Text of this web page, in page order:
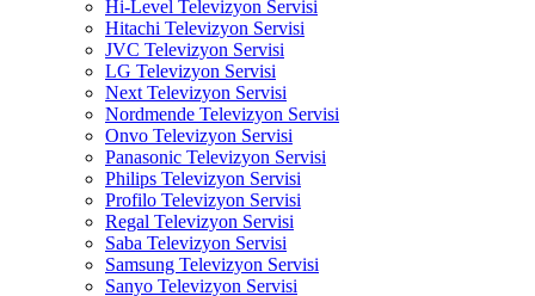
Hi-Level Televizyon Servisi
Hitachi Televizyon Servisi
JVC Televizyon Servisi
LG Televizyon Servisi
Next Televizyon Servisi
Nordmende Televizyon Servisi
Onvo Televizyon Servisi
Panasonic Televizyon Servisi
Philips Televizyon Servisi
Profilo Televizyon Servisi
Regal Televizyon Servisi
Saba Televizyon Servisi
Samsung Televizyon Servisi
Sanyo Televizyon Servisi